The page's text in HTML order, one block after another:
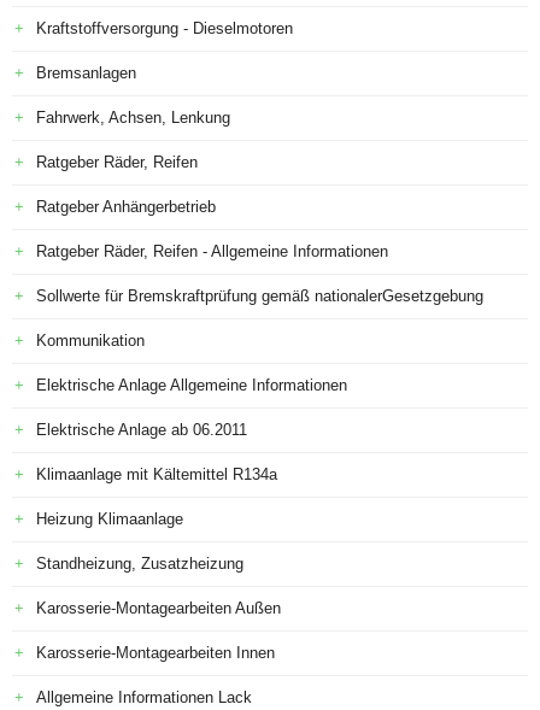
Kraftstoffversorgung - Dieselmotoren
Bremsanlagen
Fahrwerk, Achsen, Lenkung
Ratgeber Räder, Reifen
Ratgeber Anhängerbetrieb
Ratgeber Räder, Reifen - Allgemeine Informationen
Sollwerte für Bremskraftprüfung gemäß nationalerGesetzgebung
Kommunikation
Elektrische Anlage Allgemeine Informationen
Elektrische Anlage ab 06.2011
Klimaanlage mit Kältemittel R134a
Heizung Klimaanlage
Standheizung, Zusatzheizung
Karosserie-Montagearbeiten Außen
Karosserie-Montagearbeiten Innen
Allgemeine Informationen Lack